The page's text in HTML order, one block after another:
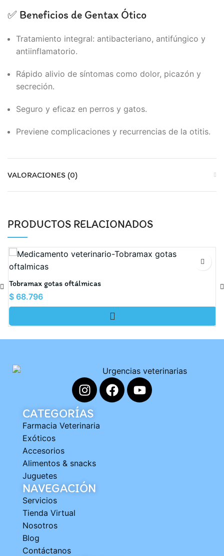
✅ Beneficios de Gentax Ótico
Tratamiento integral: antibacteriano, antifúngico y
antiinflamatorio.
Rápido alivio de síntomas como dolor, picazón y
secreción.
Seguro y eficaz en perros y gatos.
Previene complicaciones y recurrencias de la otitis.
VALORACIONES (0)
PRODUCTOS RELACIONADOS
Tobramax gotas oftálmicas
$ 68.796
CATEGORÍAS
Farmacia Veterinaria
Exóticos
Accesorios
Alimentos & snacks
Juguetes
NAVEGACIÓN
Servicios
Tienda Virtual
Nosotros
Blog
Contáctanos